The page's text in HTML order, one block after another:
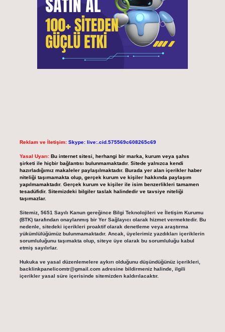
Reklam ve İletişim: Skype: live:.cid.575569c608265c69
Yasal Uyarı: Bu internet sitesi, herhangi bir marka, kurum veya şahıs
şirketi ile hiçbir bağlantısı bulunmamaktadır. Sitede yalnızca kendi
hazırladığımız makaleler paylaşılmaktadır. Burada yer alan içerikler haber
niteliği taşımamakta olup, gerçek kurum ve kişiler hakkında paylaşım
yapılmamaktadır. Gerçek kurum ve kişiler ile isim benzerlikleri tamamen
tesadüfidir. Sitemizdeki bilgiler taslak halindedir ve tavsiye niteliği
taşımazlar.
Sitemiz, 5651 Sayılı Kanun gereğince Bilgi Teknolojileri ve İletişim Kurumu
(BTK) tarafından onaylanmış bir Yer Sağlayıcı olarak hizmet vermektedir. Bu
nedenle, sitedeki içerikleri proaktif olarak denetleme veya araştırma
yükümlülüğümüz bulunmamaktadır. Ancak, üyelerimiz yazdıkları içeriklerin
sorumluluğunu taşımakta olup, siteye üye olarak bu sorumluluğu kabul
etmiş sayılırlar.
Hukuka ve yasal düzenlemelere aykırı olduğunu düşündüğünüz içerikleri,
backlinkpanelicomtr@gmail.comadresine bildirmeniz halinde, ilgili
içerikler yasal süre içerisinde sitemizden kaldırılacaktır.